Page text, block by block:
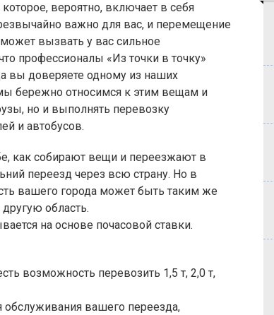
вероятно, включает в себя
важно для вас, и перемещение
вызвать у вас сильное
профессионалы «Из точки в точку»
вы доверяете одному из наших
бережно относимся к этим вещам и
но и выполнять перевозку
и автобусов.
как собирают вещи и переезжают в
переезд через всю страну. Но в
вашего города может быть таким же
область.
на основе почасовой ставки.
возможность перевозить 1,5 т, 2,0 т,
обслуживания вашего переезда,